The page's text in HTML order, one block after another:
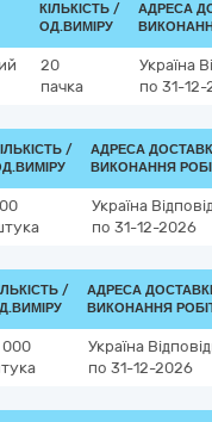
КІЛЬКІСТЬ /
ОД.ВИМІРУ
АДРЕСА
20
пачка
Україна
по 31-12-
/
АДРЕСА
ВИКОНАННЯ
Україна
по 31-12-2026
/
АДРЕСА
ВИКОНАННЯ
000
Україна
по 31-12-2026